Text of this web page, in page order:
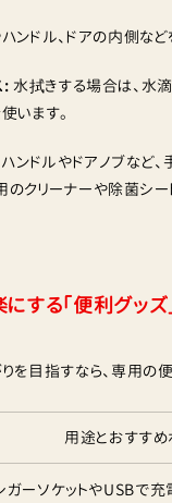
ンドル、ドアの内側など
: 水拭きする場合は、水
います。
ハンドルやドアノブなど
のクリーナーや除菌シ
する「便利グッズ
を目指すなら、専用の
用途とおすすめ
ガーソケットやUSBで充